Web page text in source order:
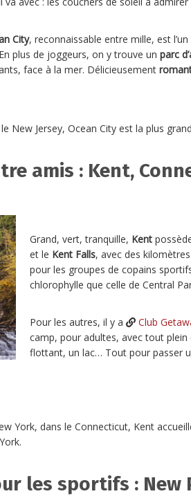
City, reconnaissable entre mille, est
plus de joggeurs, on y trouve un parc
face à la mer. Délicieusement
New Jersey, Ocean City est la plus
amis : Kent,
Grand, vert, tranquille, Kent
et le Kent Falls, avec des
pour les groupes de copains
chlorophylle que celle de Central
Pour les autres, il y a Club
camp, pour adultes, avec tout plein
flottant, un lac… Tout pour passer
York, dans le Connecticut, Kent
les sportifs : New